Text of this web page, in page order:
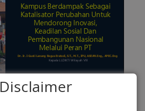
/20 Zoom100%
Disclaimer